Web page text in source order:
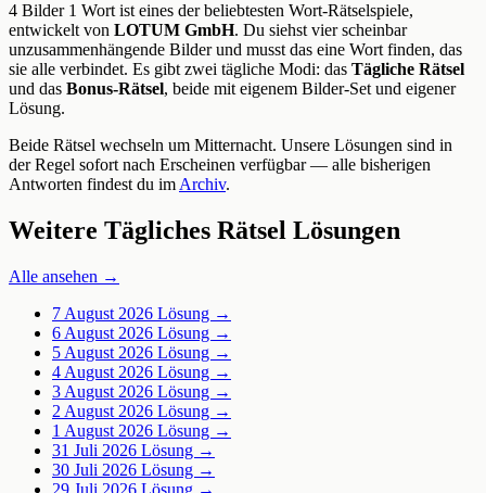
4 Bilder 1 Wort ist eines der beliebtesten Wort-Rätselspiele,
entwickelt von LOTUM GmbH. Du siehst vier scheinbar
unzusammenhängende Bilder und musst das eine Wort finden, das
sie alle verbindet. Es gibt zwei tägliche Modi: das Tägliche Rätsel
und das Bonus-Rätsel, beide mit eigenem Bilder-Set und eigener
Lösung.
Beide Rätsel wechseln um Mitternacht. Unsere Lösungen sind in
der Regel sofort nach Erscheinen verfügbar — alle bisherigen
Antworten findest du im Archiv.
Weitere Tägliches Rätsel Lösungen
Alle ansehen →
7 August 2026 Lösung →
6 August 2026 Lösung →
5 August 2026 Lösung →
4 August 2026 Lösung →
3 August 2026 Lösung →
2 August 2026 Lösung →
1 August 2026 Lösung →
31 Juli 2026 Lösung →
30 Juli 2026 Lösung →
29 Juli 2026 Lösung →